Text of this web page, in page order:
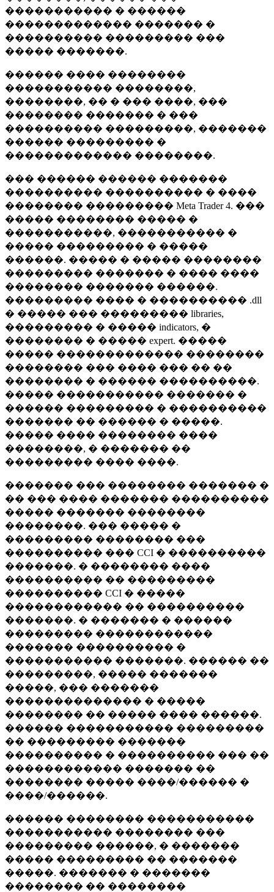
����������� � ������
������������� ������� �
���������� ��������� ���
����� �������.
������ ���� ��������
����������� ��������,
��������, �� � ��� ����, ���
�������� ������� � ���
���������� ���������, �������
������ ��������� �
������������� ��������.
��� ������ ������ �������
���������� ���������� � ����
�������� ��������� Meta Trader 4. ���
����� �������� ����� �
�����������, ����������� �
����� ��������� � �����
������. ����� � ����� ��������
��������� ������� � ���� ����
�������� ������� ������.
��������� ���� � ���������� .dll
� ����� ��� ��������� libraries,
��������� � ����� indicators, �
�������� � ����� expert. �����
����� ������������� ��������
�������� ��� ���� ��� �� ��
�������� � ������ ����������.
����� ����������� ������� �
������ ��������� � ����������
������� �� ������ � �����.
����� ���� �������� ����
��������, � ������� ��
��������� ���� ����.
������� ��� �������� ������� �
�� ��� ���� ������� ����������
����� ������� ��������
��������. ��� ����� �
��������� �������� ���
���������� ��� CCI � ����������
�������. � �������� ����
���������� �� ���������
���������� CCI � �����
������������ �� ����������
�������. � ������� � ������
��������� ������������
������� ���������� �
����������� �������. ������ ��
���������, ����� �������
�����, ��� �������
�������������� � �����
�������� �� ����� ���� ������.
������ ����������� ���������
�� ��������� �������
���������� � ���������� ��� ��
������������ ������� ��
�������� ����� ����/������ �
����/������.
������ �������� �����������
����������� �������� ���
��������� ������, � �������
����� ��������� �� �������
�����. ������� � �������
�������� �� ��������